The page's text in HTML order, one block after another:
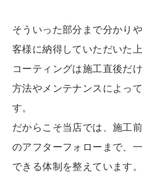
そういった部分まで分かり
客様に納得していただいた
コーティングは施工直後だ
方法やメンテナンスによっ
す。
だからこそ当店では、施工
のアフターフォローまで、
できる体制を整えています。